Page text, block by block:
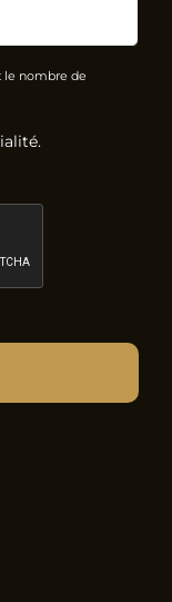
le nombre de